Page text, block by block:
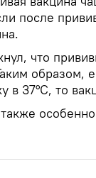
после
что
образом,
в 37°С, то